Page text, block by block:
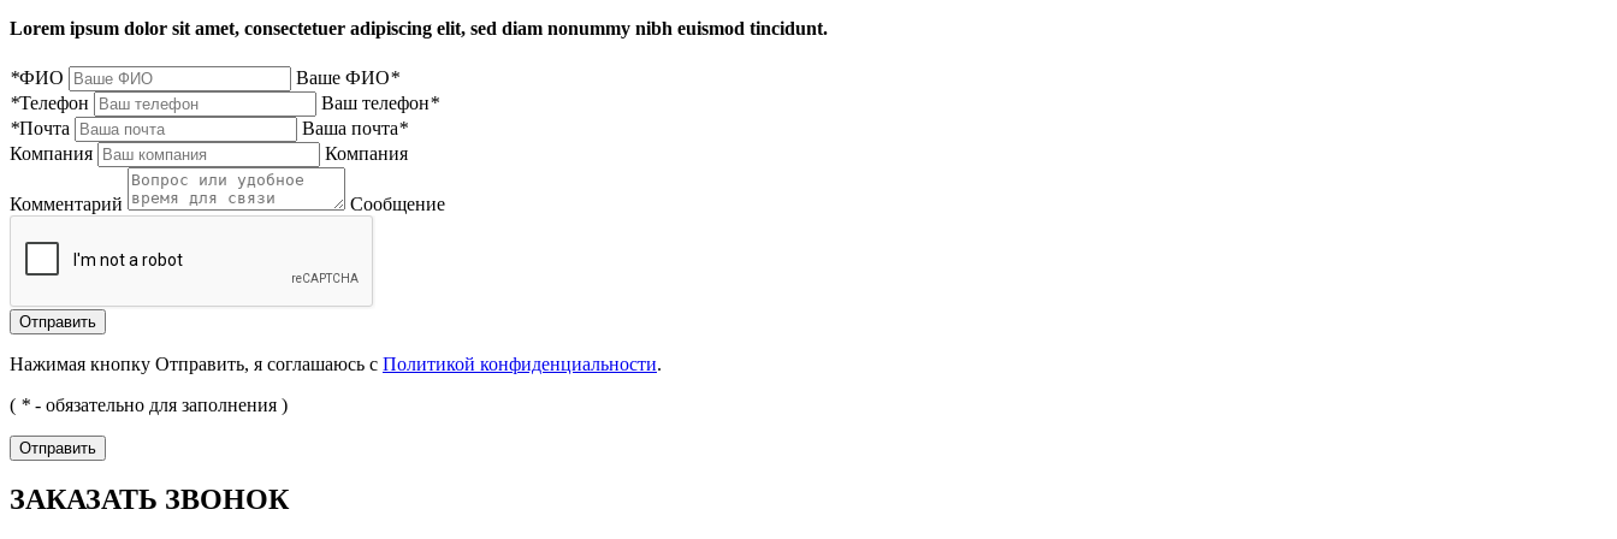
Lorem ipsum dolor sit amet, consectetuer adipiscing elit, sed diam nonummy nibh euismod tincidunt.
*ФИО Ваше ФИО*
*Телефон Ваш телефон*
*Почта Ваша почта*
Компания
Компания
Комментарий Сообщение
Нажимая кнопку Отправить, я соглашаюсь с Политикой конфиденциальности.
( * - обязательно для заполнения )
ЗАКАЗАТЬ ЗВОНОК